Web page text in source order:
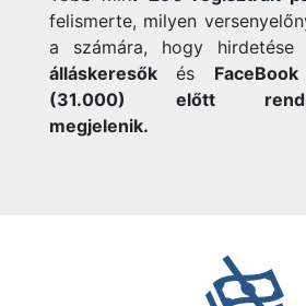
felismerte, milyen
a számára, hogy
álláskeresők és
(31.000) előtt
megjelenik.